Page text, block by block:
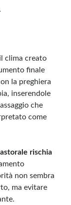
clima creato
finale
la preghiera
inserendole
che
come
rischia
non sembra
ma evitare